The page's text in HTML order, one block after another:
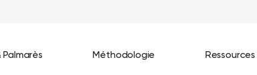
Méthodologie Ressources